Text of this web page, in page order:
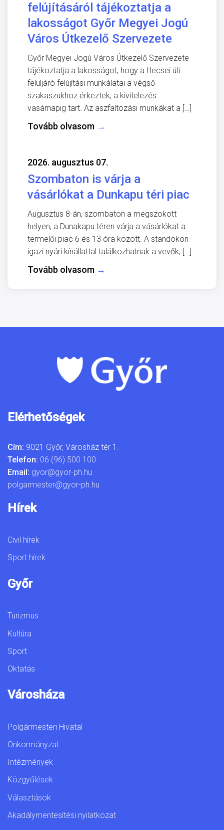
felújításáról tájékoztatja a
lakosságot Győr Megyei Jogú
Város Útkezelő Szervezete
Győr Megyei Jogú Város Útkezelő Szervezete
tájékoztatja a lakosságot, hogy a Hecsei úti
felüljáró felújítási munkálatai a végső
szakaszukhoz érkeztek, a kivitelezés
vasárnapig tart. Az aszfaltozási munkákat a […]
Tovább olvasom →
2026. augusztus 07.
Szombaton is várja a
vásárlókat a Dunkapu téri piac
Augusztus 8-án, szombaton a megszokott
helyen, a Dunakapu téren várja a vásárlókat a
termelői piac 6 és 13 óra között. A standokon
igazi nyári kínállattal találkozhatnak a vevők, […]
Tovább olvasom →
Elérhetőségek
Cím: 9021 Győr, Városház tér 1.
Telefon: 06 (96) 500 100
Email: gyor@gyor-ph.hu
polgarmester@gyor-ph.hu
Hírek
Civil hírek
Sport hírek
Győr
Turizmus
Kultúra
Sport
Oktatás
Városháza
Polgármesteri Hivatal
Önkormányzat
Intézmények
Közgyűlések
Választások
Akadálymentesítési nyilatkozat